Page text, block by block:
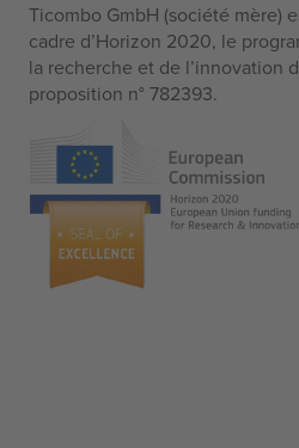
Ticombo GmbH (société mère)
cadre d’Horizon 2020, le
la recherche et de l’innovation
proposition n° 782393.